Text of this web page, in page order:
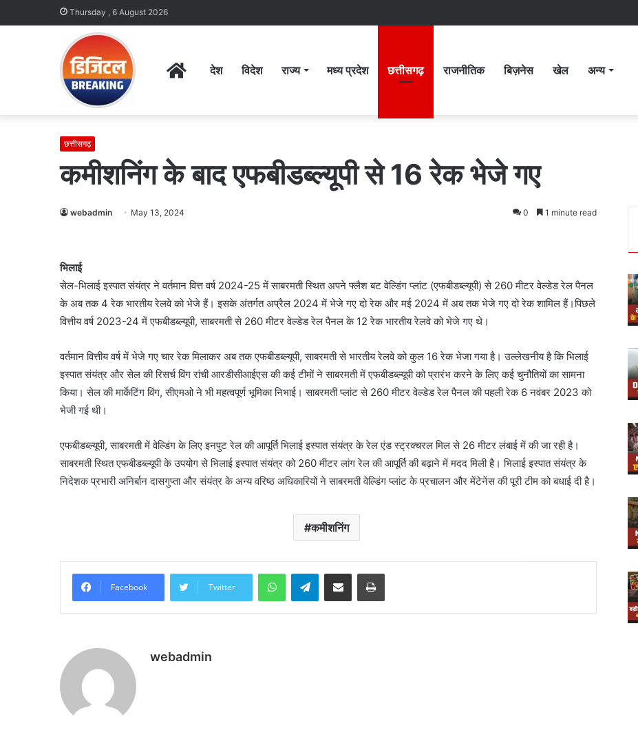
Thursday , 6 August 2026
Homeदेश विदेश राज्य मध्य प्रदेश छत्तीसगढ़ राजनीतिक बिज़नेस खेल अन्य
छत्तीसगढ़
कमीशनिंग के बाद एफबीडब्ल्यूपी से 16 रेक भेजे गए
webadmin May 13, 2024 0 1 minute read
भिलाई
सेल-भिलाई इस्पात संयंत्र ने वर्तमान वित्त वर्ष 2024-25 में साबरमती स्थित अपने फ्लैश बट वेल्डिंग प्लांट (एफबीडब्ल्यूपी) से 260 मीटर वेल्डेड रेल पैनल
के अब तक 4 रेक भारतीय रेलवे को भेजे हैं। इसके अंतर्गत अप्रैल 2024 में भेजे गए दो रेक और मई 2024 में अब तक भेजे गए दो रेक शामिल हैं।पिछले
वित्तीय वर्ष 2023-24 में एफबीडब्ल्यूपी, साबरमती से 260 मीटर वेल्डेड रेल पैनल के 12 रेक भारतीय रेलवे को भेजे गए थे।
वर्तमान वित्तीय वर्ष में भेजे गए चार रेक मिलाकर अब तक एफबीडब्ल्यूपी, साबरमती से भारतीय रेलवे को कुल 16 रेक भेजा गया है। उल्लेखनीय है कि भिलाई
इस्पात संयंत्र और सेल की रिसर्च विंग रांची आरडीसीआईएस की कई टीमों ने साबरमती में एफबीडब्ल्यूपी को प्रारंभ करने के लिए कई चुनौतियों का सामना
किया। सेल की मार्केटिंग विंग, सीएमओ ने भी महत्वपूर्ण भूमिका निभाई। साबरमती प्लांट से 260 मीटर वेल्डेड रेल पैनल की पहली रेक 6 नवंबर 2023 को
भेजी गई थी।
एफबीडब्ल्यूपी, साबरमती में वेल्डिंग के लिए इनपुट रेल की आपूर्ति भिलाई इस्पात संयंत्र के रेल एंड स्ट्रक्चरल मिल से 26 मीटर लंबाई में की जा रही है।
साबरमती स्थित एफबीडब्ल्यूपी के उपयोग से भिलाई इस्पात संयंत्र को 260 मीटर लांग रेल की आपूर्ति की बढ़ाने में मदद मिली है। भिलाई इस्पात संयंत्र के
निदेशक प्रभारी अनिर्बान दासगुप्ता और संयंत्र के अन्य वरिष्ठ अधिकारियों ने साबरमती वेल्डिंग प्लांट के प्रचालन और मेंटेनेंस की पूरी टीम को बधाई दी है।
कमीशनिंग
Facebook Twitter
WhatsAppTelegramShare via Email Print
webadmin